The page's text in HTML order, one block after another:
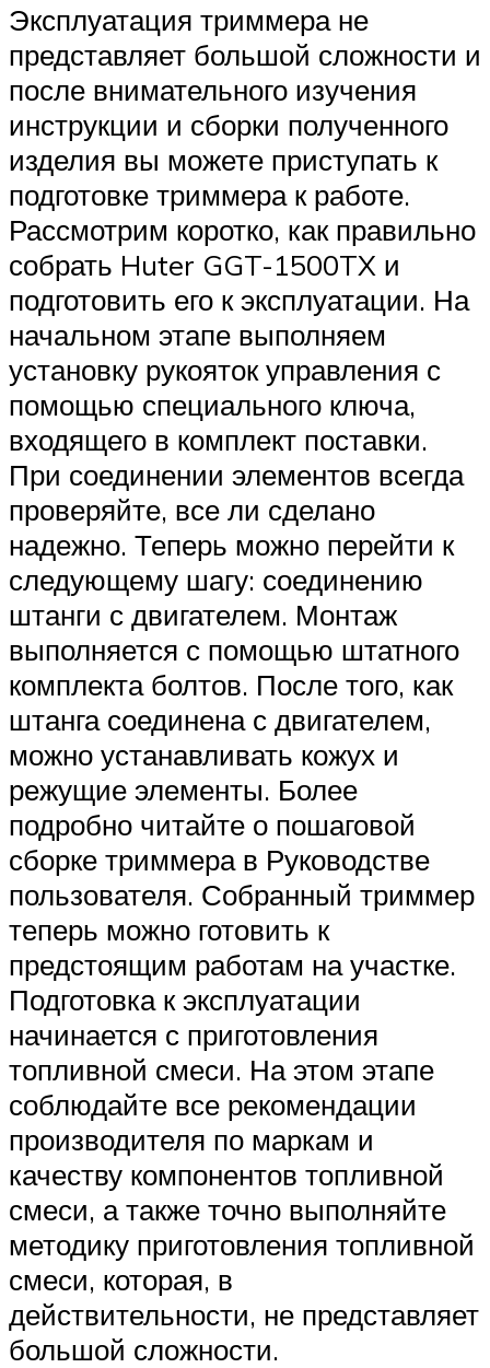
Эксплуатация триммера не
представляет большой сложности и
после внимательного изучения
инструкции и сборки полученного
изделия вы можете приступать к
подготовке триммера к работе.
Рассмотрим коротко, как правильно
собрать Huter GGT-1500TX и
подготовить его к эксплуатации. На
начальном этапе выполняем
установку рукояток управления с
помощью специального ключа,
входящего в комплект поставки.
При соединении элементов всегда
проверяйте, все ли сделано
надежно. Теперь можно перейти к
следующему шагу: соединению
штанги с двигателем. Монтаж
выполняется с помощью штатного
комплекта болтов. После того, как
штанга соединена с двигателем,
можно устанавливать кожух и
режущие элементы. Более
подробно читайте о пошаговой
сборке триммера в Руководстве
пользователя. Собранный триммер
теперь можно готовить к
предстоящим работам на участке.
Подготовка к эксплуатации
начинается с приготовления
топливной смеси. На этом этапе
соблюдайте все рекомендации
производителя по маркам и
качеству компонентов топливной
смеси, а также точно выполняйте
методику приготовления топливной
смеси, которая, в
действительности, не представляет
большой сложности.